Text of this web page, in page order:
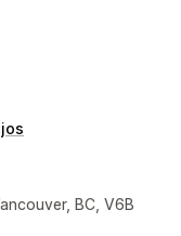
BC, V6B